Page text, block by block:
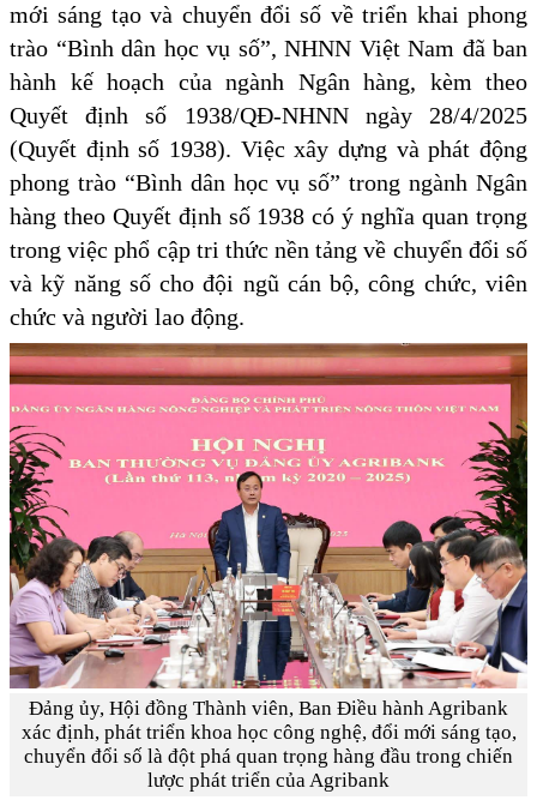
mới sáng tạo và chuyển đổi số về triển khai phong
trào “Bình dân học vụ số”, NHNN Việt Nam đã ban
hành kế hoạch của ngành Ngân hàng, kèm theo
Quyết định số 1938/QĐ-NHNN ngày 28/4/2025
(Quyết định số 1938). Việc xây dựng và phát động
phong trào “Bình dân học vụ số” trong ngành Ngân
hàng theo Quyết định số 1938 có ý nghĩa quan trọng
trong việc phổ cập tri thức nền tảng về chuyển đổi số
và kỹ năng số cho đội ngũ cán bộ, công chức, viên
chức và người lao động.
Đảng ủy, Hội đồng Thành viên, Ban Điều hành Agribank
xác định, phát triển khoa học công nghệ, đổi mới sáng tạo,
chuyển đổi số là đột phá quan trọng hàng đầu trong chiến
lược phát triển của Agribank